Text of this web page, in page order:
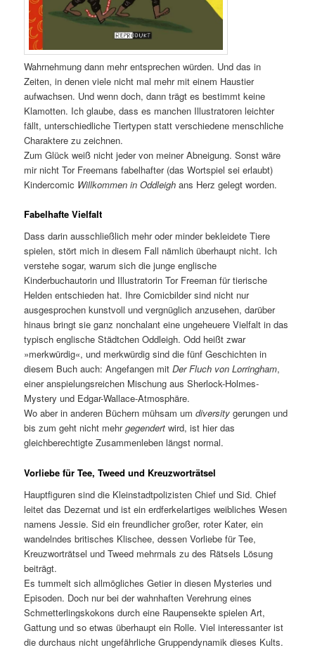
Wahrnehmung dann mehr entsprechen würden. Und das in
Zeiten, in denen viele nicht mal mehr mit einem Haustier
aufwachsen. Und wenn doch, dann trägt es bestimmt keine
Klamotten. Ich glaube, dass es manchen Illustratoren leichter
fällt, unterschiedliche Tiertypen statt verschiedene menschliche
Charaktere zu zeichnen.
Zum Glück weiß nicht jeder von meiner Abneigung. Sonst wäre
mir nicht Tor Freemans fabelhafter (das Wortspiel sei erlaubt)
Kindercomic Willkommen in Oddleigh ans Herz gelegt worden.
Fabelhafte Vielfalt
Dass darin ausschließlich mehr oder minder bekleidete Tiere
spielen, stört mich in diesem Fall nämlich überhaupt nicht. Ich
verstehe sogar, warum sich die junge englische
Kinderbuchautorin und Illustratorin Tor Freeman für tierische
Helden entschieden hat. Ihre Comicbilder sind nicht nur
ausgesprochen kunstvoll und vergnüglich anzusehen, darüber
hinaus bringt sie ganz nonchalant eine ungeheuere Vielfalt in das
typisch englische Städtchen Oddleigh. Odd heißt zwar
»merkwürdig«, und merkwürdig sind die fünf Geschichten in
diesem Buch auch: Angefangen mitDer Fluch von Lorringham,
einer anspielungsreichen Mischung aus Sherlock-Holmes-
Mystery und Edgar-Wallace-Atmosphäre.
Wo aber in anderen Büchern mühsam umdiversity gerungen und
bis zum geht nicht mehrgegendert wird, ist hier das
gleichberechtigte Zusammenleben längst normal.
Vorliebe für Tee, Tweed und Kreuzworträtsel
Hauptfiguren sind die Kleinstadtpolizisten Chief und Sid. Chief
leitet das Dezernat und ist ein erdferkelartiges weibliches Wesen
namens Jessie. Sid ein freundlicher großer, roter Kater, ein
wandelndes britisches Klischee, dessen Vorliebe für Tee,
Kreuzworträtsel und Tweed mehrmals zu des Rätsels Lösung
beiträgt.
Es tummelt sich allmögliches Getier in diesen Mysteries und
Episoden. Doch nur bei der wahnhaften Verehrung eines
Schmetterlingskokons durch eine Raupensekte spielen Art,
Gattung und so etwas überhaupt ein Rolle. Viel interessanter ist
die durchaus nicht ungefährliche Gruppendynamik dieses Kults.